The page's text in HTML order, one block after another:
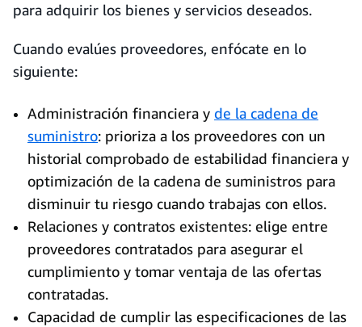
para adquirir los bienes y servicios deseados.
Cuando evalúes proveedores, enfócate en lo
siguiente:
Administración financiera y de la cadena de
suministro: prioriza a los proveedores con un
historial comprobado de estabilidad financiera y
optimización de la cadena de suministros para
disminuir tu riesgo cuando trabajas con ellos.
Relaciones y contratos existentes: elige entre
proveedores contratados para asegurar el
cumplimiento y tomar ventaja de las ofertas
contratadas.
Capacidad de cumplir las especificaciones de las